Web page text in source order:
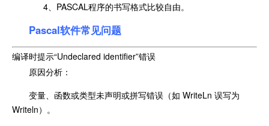
4、PASCAL程序的书写格式比较自由。
Pascal软件常见问题
编译时提示“Undeclared identifier”错误
原因分析：
变量、函数或类型未声明或拼写错误（如 WriteLn 误写为
Writeln）。